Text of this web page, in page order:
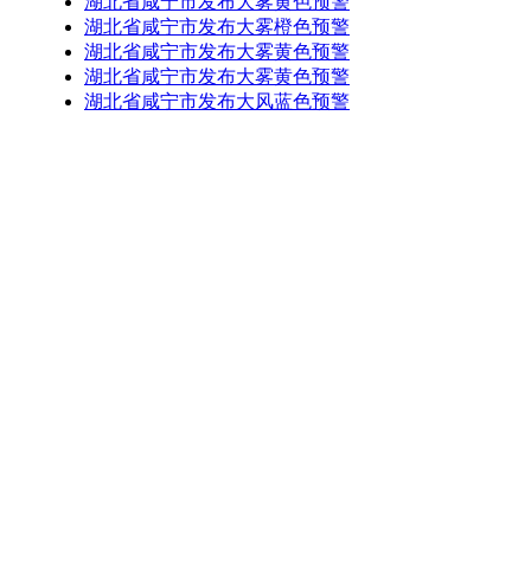
湖北省咸宁市发布大雾橙色预警
湖北省咸宁市发布大雾黄色预警
湖北省咸宁市发布大雾黄色预警
湖北省咸宁市发布大风蓝色预警